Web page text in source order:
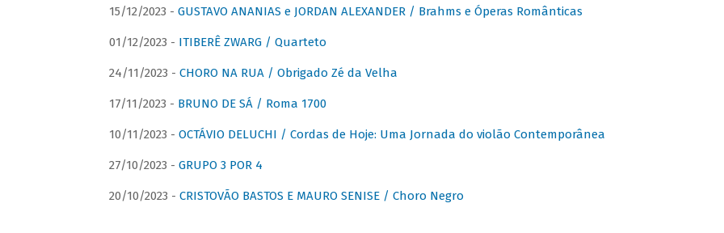
15/12/2023 - GUSTAVO ANANIAS e JORDAN ALEXANDER / Brahms e Óperas Românticas
01/12/2023 - ITIBERÊ ZWARG / Quarteto
24/11/2023 - CHORO NA RUA / Obrigado Zé da Velha
17/11/2023 - BRUNO DE SÁ / Roma 1700
10/11/2023 - OCTÁVIO DELUCHI / Cordas de Hoje: Uma Jornada do violão Contemporânea
27/10/2023 - GRUPO 3 POR 4
20/10/2023 - CRISTOVÃO BASTOS E MAURO SENISE / Choro Negro